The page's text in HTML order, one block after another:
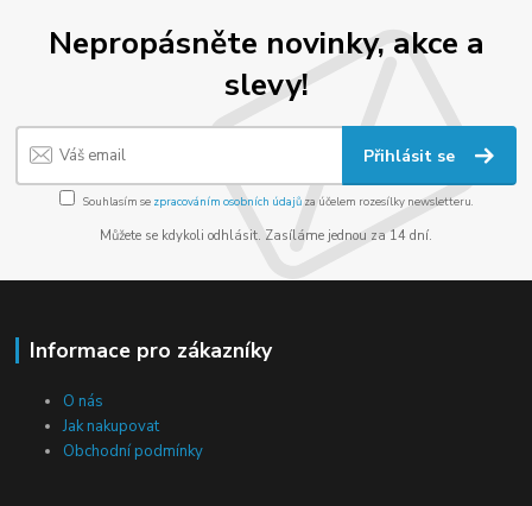
Nepropásněte novinky, akce a
slevy!
Přihlásit se
Souhlasím se zpracováním osobních údajůza účelem rozesílky newsletteru.
Můžete se kdykoli odhlásit. Zasíláme jednou za 14 dní.
Informace pro zákazníky
O nás
Jak nakupovat
Obchodní podmínky